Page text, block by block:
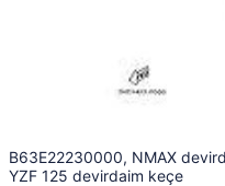
B63E22230000, NMAX
YZF 125 devirdaim keçe